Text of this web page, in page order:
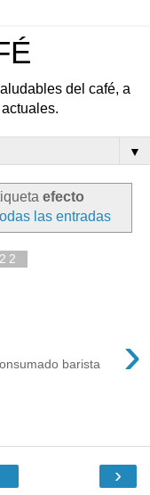
del café, a
▼
efecto
las entradas
›
barista
›